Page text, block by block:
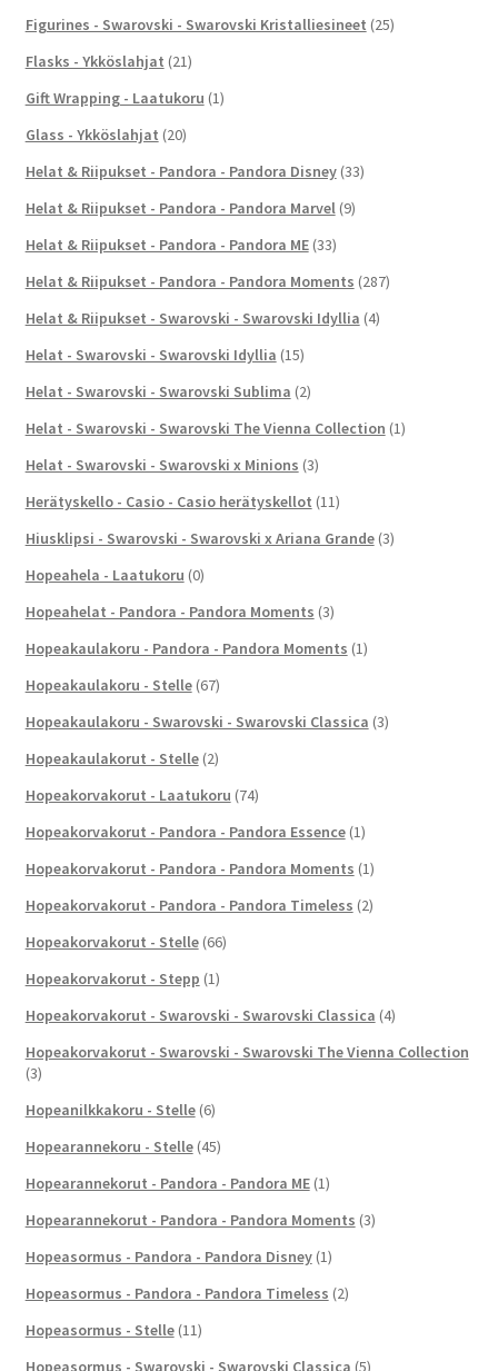
Figurines - Swarovski - Swarovski Kristalliesineet (25)
Flasks - Ykköslahjat (21)
Gift Wrapping - Laatukoru (1)
Glass - Ykköslahjat (20)
Helat & Riipukset - Pandora - Pandora Disney (33)
Helat & Riipukset - Pandora - Pandora Marvel (9)
Helat & Riipukset - Pandora - Pandora ME (33)
Helat & Riipukset - Pandora - Pandora Moments (287)
Helat & Riipukset - Swarovski - Swarovski Idyllia (4)
Helat - Swarovski - Swarovski Idyllia (15)
Helat - Swarovski - Swarovski Sublima (2)
Helat - Swarovski - Swarovski The Vienna Collection (1)
Helat - Swarovski - Swarovski x Minions (3)
Herätyskello - Casio - Casio herätyskellot (11)
Hiusklipsi - Swarovski - Swarovski x Ariana Grande (3)
Hopeahela - Laatukoru (0)
Hopeahelat - Pandora - Pandora Moments (3)
Hopeakaulakoru - Pandora - Pandora Moments (1)
Hopeakaulakoru - Stelle (67)
Hopeakaulakoru - Swarovski - Swarovski Classica (3)
Hopeakaulakorut - Stelle (2)
Hopeakorvakorut - Laatukoru (74)
Hopeakorvakorut - Pandora - Pandora Essence (1)
Hopeakorvakorut - Pandora - Pandora Moments (1)
Hopeakorvakorut - Pandora - Pandora Timeless (2)
Hopeakorvakorut - Stelle (66)
Hopeakorvakorut - Stepp (1)
Hopeakorvakorut - Swarovski - Swarovski Classica (4)
Hopeakorvakorut - Swarovski - Swarovski The Vienna Collection
(3)
Hopeanilkkakoru - Stelle (6)
Hopearannekoru - Stelle (45)
Hopearannekorut - Pandora - Pandora ME (1)
Hopearannekorut - Pandora - Pandora Moments (3)
Hopeasormus - Pandora - Pandora Disney (1)
Hopeasormus - Pandora - Pandora Timeless (2)
Hopeasormus - Stelle (11)
Hopeasormus - Swarovski - Swarovski Classica (5)